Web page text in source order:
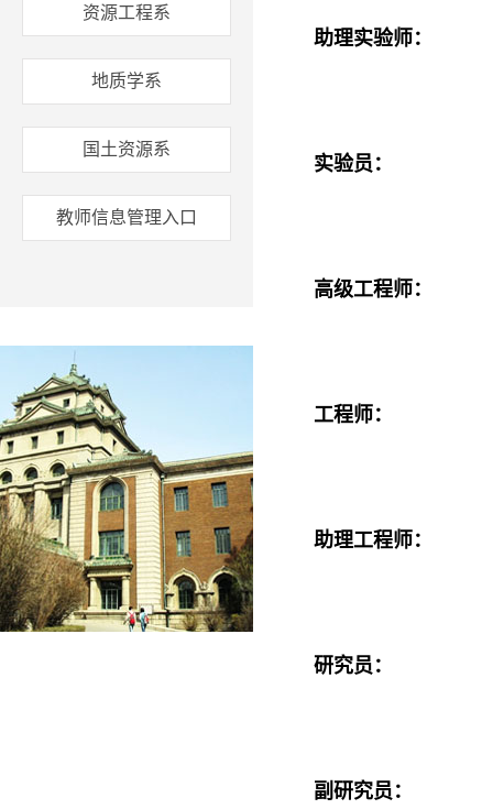
资源工程系
地质学系
国土资源系
教师信息管理入口
助理实验师：
实验员：
高级工程师：
工程师：
助理工程师：
研究员：
副研究员：